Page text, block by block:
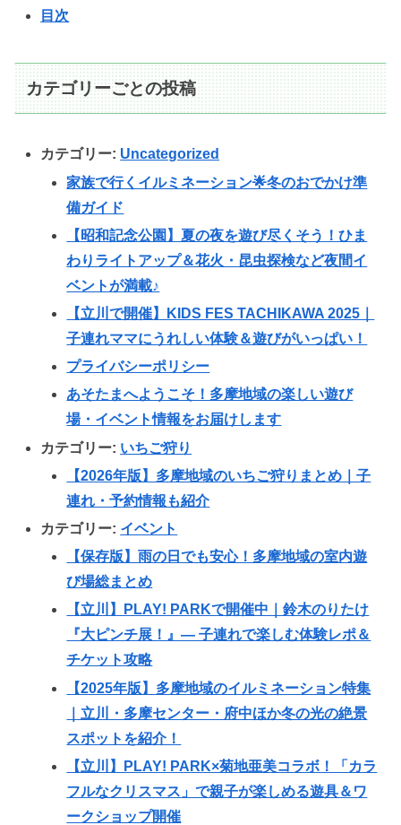
目次
カテゴリーごとの投稿
カテゴリー: Uncategorized
家族で行くイルミネーション🌟冬のおでかけ準
備ガイド
【昭和記念公園】夏の夜を遊び尽くそう！ひま
わりライトアップ＆花火・昆虫探検など夜間イ
ベントが満載♪
【立川で開催】KIDS FES TACHIKAWA 2025｜
子連れママにうれしい体験＆遊びがいっぱい！
プライバシーポリシー
あそたまへようこそ！多摩地域の楽しい遊び
場・イベント情報をお届けします
カテゴリー: いちご狩り
【2026年版】多摩地域のいちご狩りまとめ｜子
連れ・予約情報も紹介
カテゴリー: イベント
【保存版】雨の日でも安心！多摩地域の室内遊
び場総まとめ
【立川】PLAY! PARKで開催中｜鈴木のりたけ
『大ピンチ展！』— 子連れで楽しむ体験レポ＆
チケット攻略
【2025年版】多摩地域のイルミネーション特集
｜立川・多摩センター・府中ほか冬の光の絶景
スポットを紹介！
【立川】PLAY! PARK×菊地亜美コラボ！「カラ
フルなクリスマス」で親子が楽しめる遊具＆ワ
ークショップ開催